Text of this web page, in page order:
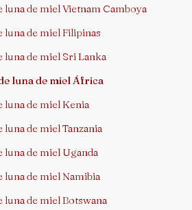
luna de miel Vietnam Camboya
luna de miel Filipinas
luna de miel Sri Lanka
luna de miel África
luna de miel Kenia
luna de miel Tanzania
luna de miel Uganda
luna de miel Namibia
luna de miel Botswana